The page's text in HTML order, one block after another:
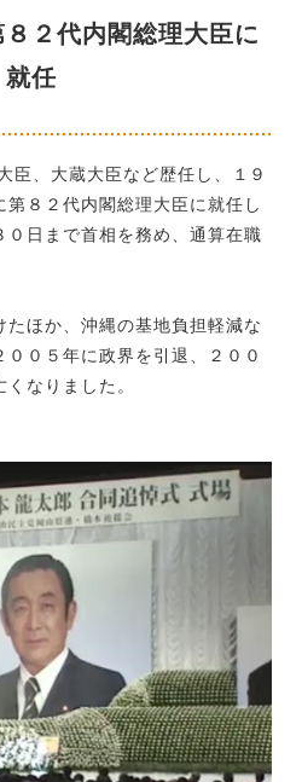
２代内閣総理大臣に
就任
、大蔵大臣など歴任し、１９
第８２代内閣総理大臣に就任し
０日まで首相を務め、通算在職
ほか、沖縄の基地負担軽減な
０５年に政界を引退、２００
なりました。